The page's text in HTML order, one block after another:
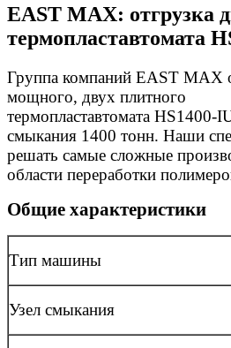
EAST MAX: отгрузка
термопластавтомата
Группа компаний EAST MAX
мощного, двух плитного
термопластавтомата HS1400-
смыкания 1400 тонн. Наши
решать самые сложные
области переработки
Общие характеристики
Тип машины
Узел смыкания